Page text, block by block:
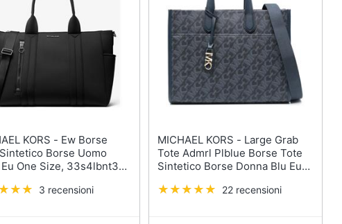
KORS - Ew Borse
Borse Uomo
One Size, 33s4lbnt3c-
3 recensioni
MICHAEL KORS - Large Grab
Tote Admrl Plblue Borse Tote
Sintetico Borse Donna Blu Eu
22 recensioni